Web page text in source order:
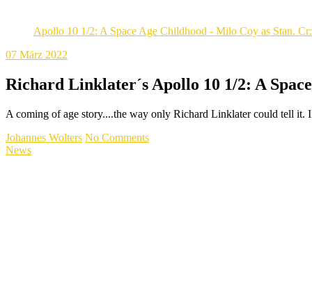
Apollo 10 1/2: A Space Age Childhood - Milo Coy as Stan.
07 März 2022
Richard Linklater´s Apollo 10 1/2: A
A coming of age story....the way only Richard Linklater could tell
Johannes Wolters No Comments
News